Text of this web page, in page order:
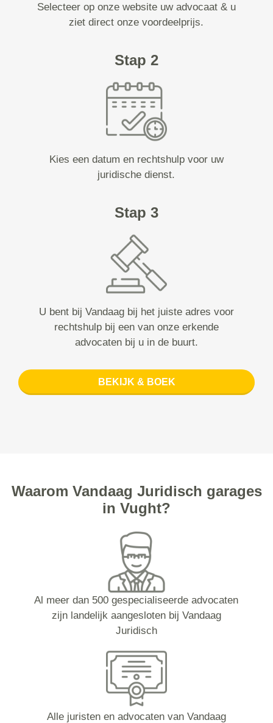
Selecteer op onze website uw advocaat & u
ziet direct onze voordeelprijs.
Stap 2
Kies een datum en rechtshulp voor uw
juridische dienst.
Stap 3
U bent bij Vandaag bij het juiste adres voor
rechtshulp bij een van onze erkende
advocaten bij u in de buurt.
BEKIJK & BOEK
Waarom Vandaag Juridisch garages
in Vught?
Al meer dan 500 gespecialiseerde advocaten
zijn landelijk aangesloten bij Vandaag
Juridisch
Alle juristen en advocaten van Vandaag